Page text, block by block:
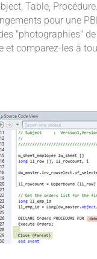
Table,
pour une
"photographies"
et comparez-les à